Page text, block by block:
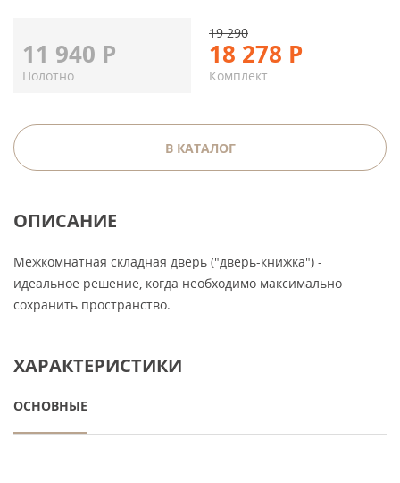
11 940 Р
Полотно
18 278 Р
19 290
Комплект
В КАТАЛОГ
ОПИСАНИЕ
Межкомнатная складная дверь ("дверь-книжка") -
идеальное решение, когда необходимо максимально
сохранить пространство.
ХАРАКТЕРИСТИКИ
ОСНОВНЫЕ